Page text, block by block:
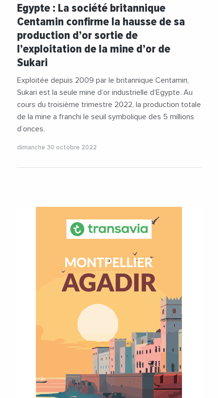
Egypte : La société britannique
Centamin confirme la hausse de sa
production d’or sortie de
l’exploitation de la mine d’or de
Sukari
Exploitée depuis 2009 par le britannique Centamin,
Sukari est la seule mine d’or industrielle d’Egypte. Au
cours du troisième trimestre 2022, la production totale
de la mine a franchi le seuil symbolique des 5 millions
d’onces.
dimanche 30 octobre 2022